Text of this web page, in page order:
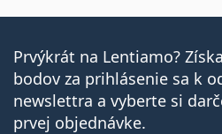
Prvýkrát na Lentiamo?
bodov za prihlásenie sa k
newslettra a vyberte si
prvej objednávke.